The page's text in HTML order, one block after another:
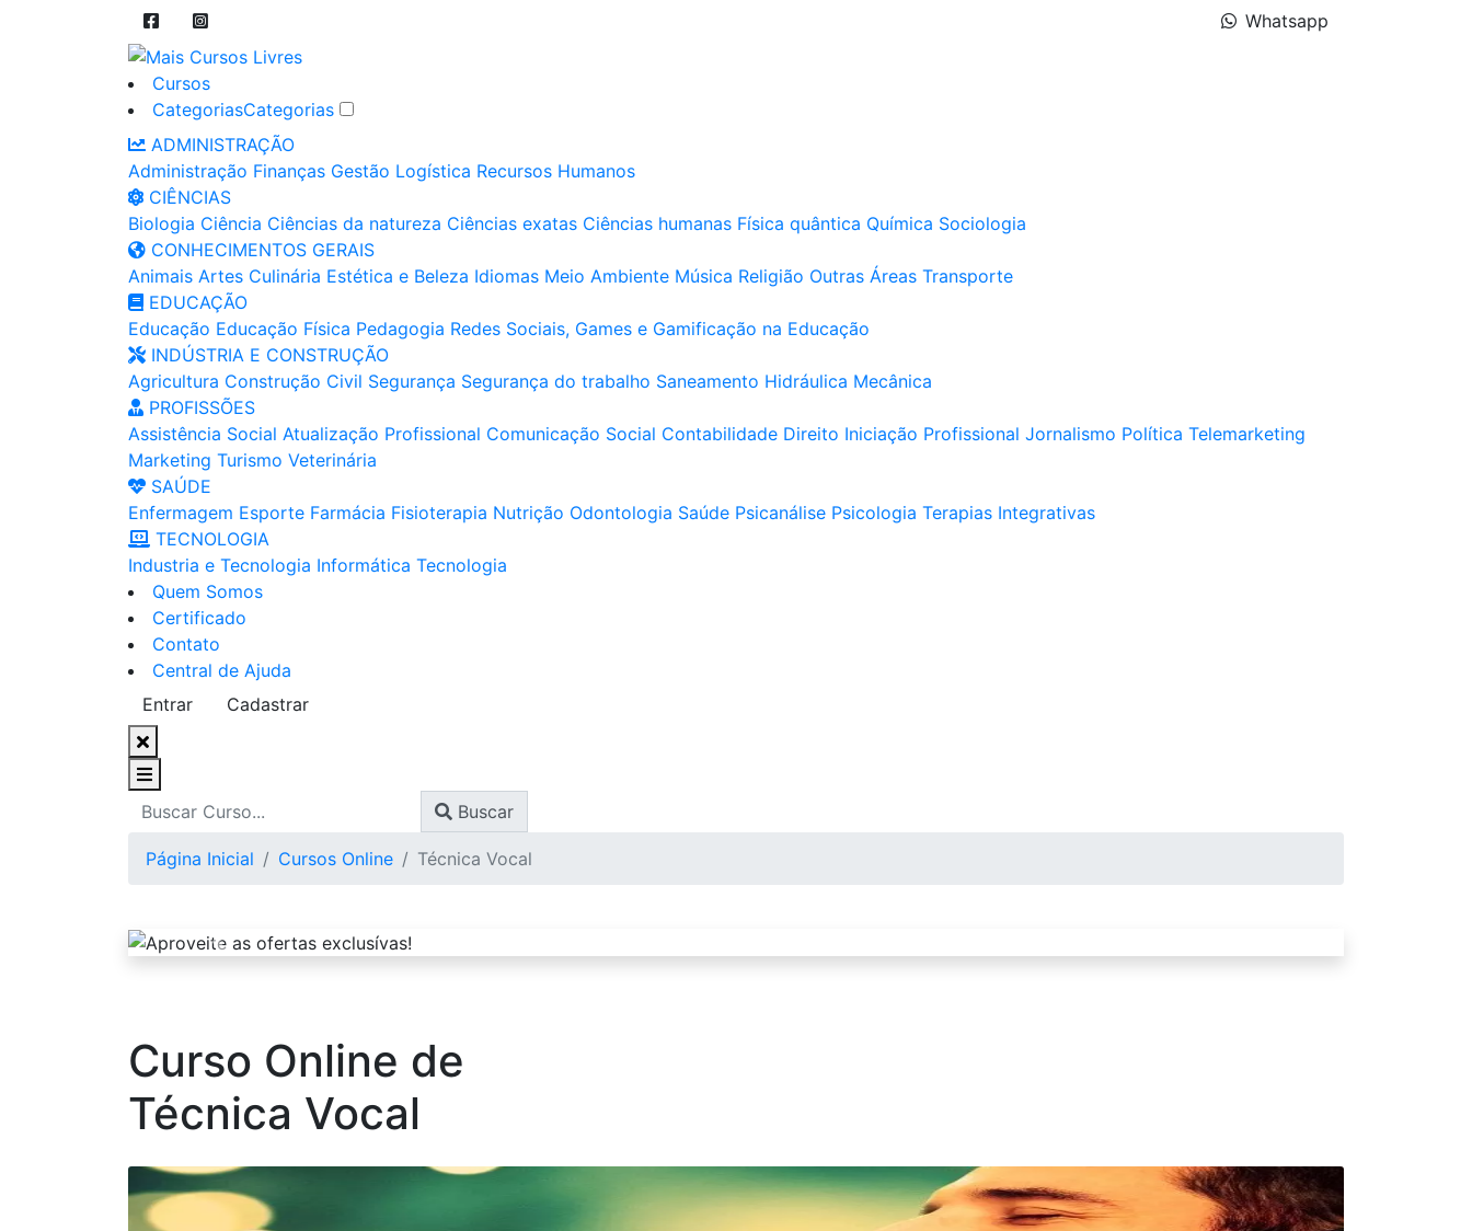
Whatsapp
Cursos
CategoriasCategorias
ADMINISTRAÇÃO
Administração Finanças Gestão Logística Recursos Humanos
CIÊNCIAS
Biologia Ciência Ciências da natureza Ciências exatas Ciências humanas Física quântica Química Sociologia
CONHECIMENTOS GERAIS
Animais Artes Culinária Estética e Beleza Idiomas Meio Ambiente Música Religião Outras Áreas Transporte
EDUCAÇÃO
Educação Educação Física Pedagogia Redes Sociais, Games e Gamificação na Educação
INDÚSTRIA E CONSTRUÇÃO
Agricultura Construção Civil Segurança Segurança do trabalho Saneamento Hidráulica Mecânica
PROFISSÕES
Assistência Social Atualização Profissional Comunicação Social Contabilidade Direito Iniciação Profissional Jornalismo Política Telemarketing
Marketing Turismo Veterinária
SAÚDE
Enfermagem Esporte Farmácia Fisioterapia Nutrição Odontologia Saúde Psicanálise Psicologia Terapias Integrativas
TECNOLOGIA
Industria e Tecnologia Informática Tecnologia
Quem Somos
Certificado
Contato
Central de Ajuda
Entrar
Cadastrar
Buscar
Página Inicial Cursos Online Técnica Vocal
Curso Online de
Técnica Vocal